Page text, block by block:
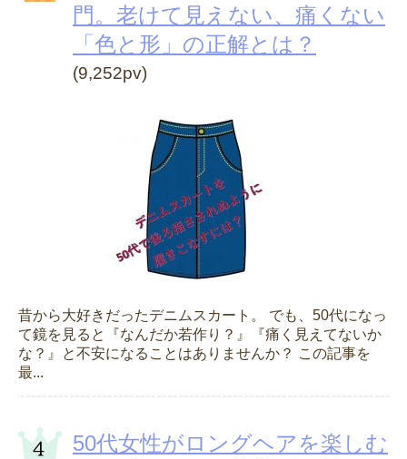
門。老けて見えない、痛くない
「色と形」の正解とは？
(9,252pv)
昔から大好きだったデニムスカート。 でも、50代になっ
て鏡を見ると『なんだか若作り？』『痛く見えてないか
な？』と不安になることはありませんか？ この記事を
最...
50代女性がロングヘアを楽しむ